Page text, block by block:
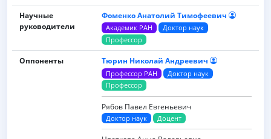
Научные
руководители
Фоменко Анатолий Тимофеевич
Академик РАН
Доктор наук
Профессор
Оппоненты Тюрин Николай Андреевич
Профессор РАН
Доктор наук
Профессор
Рябов Павел Евгеньевич
Доктор наук Доцент